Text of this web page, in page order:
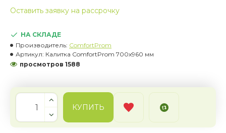
НА СКЛАДЕ
Производитель: ComfortProm
Артикул: Калитка ComfortProm 700х960 мм
просмотров 1588
Оставить заявку на рассрочку
КУПИТЬ